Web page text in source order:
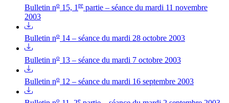
Bulletin no 15, 1 re partie – séance du mardi 11 novembre
2003
Bulletin no 14 – séance du mardi 28 octobre 2003
Bulletin no 13 – séance du mardi 7 octobre 2003
Bulletin no 12 – séance du mardi 16 septembre 2003
o e